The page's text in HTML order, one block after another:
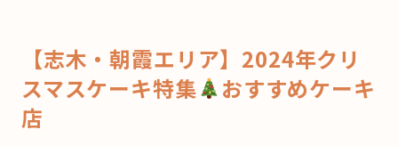
【志木・朝霞エリア】2024年クリ
スマスケーキ特集
おすすめケーキ
店